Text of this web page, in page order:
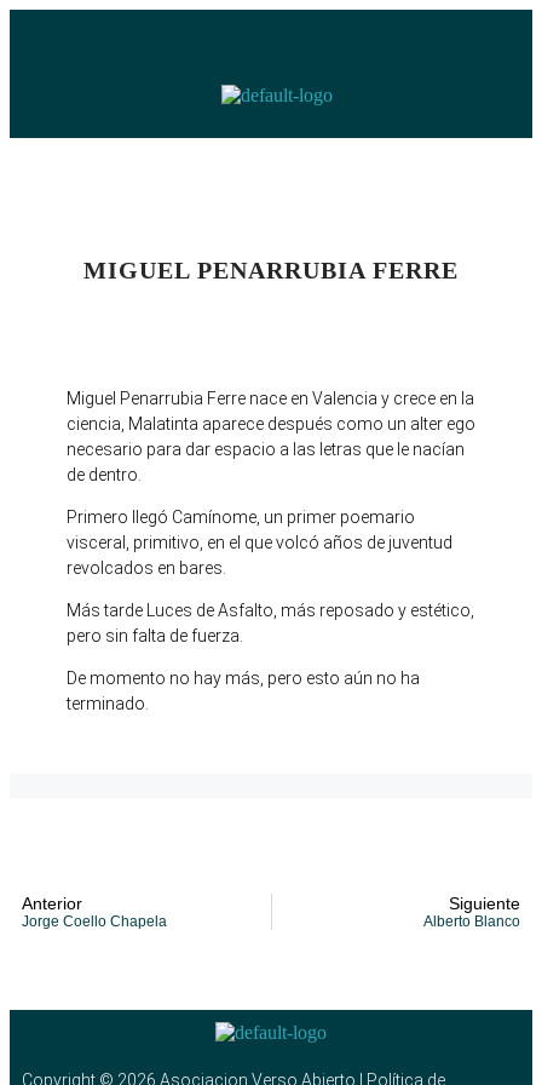
MIGUEL PENARRUBIA FERRE
Miguel Penarrubia Ferre nace en Valencia y crece en la
ciencia, Malatinta aparece después como un alter ego
necesario para dar espacio a las letras que le nacían
de dentro.
Primero llegó Camínome, un primer poemario
visceral, primitivo, en el que volcó años de juventud
revolcados en bares.
Más tarde Luces de Asfalto, más reposado y estético,
pero sin falta de fuerza.
De momento no hay más, pero esto aún no ha
terminado.
Anterior
Jorge Coello Chapela
Siguiente
Alberto Blanco
Copyright © 2026 Asociacion Verso Abierto | Política de